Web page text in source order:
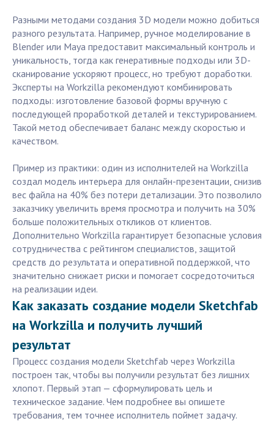
Разными методами создания 3D модели можно добиться
разного результата. Например, ручное моделирование в
Blender или Maya предоставит максимальный контроль и
уникальность, тогда как генеративные подходы или 3D-
сканирование ускоряют процесс, но требуют доработки.
Эксперты на Workzilla рекомендуют комбинировать
подходы: изготовление базовой формы вручную с
последующей проработкой деталей и текстурированием.
Такой метод обеспечивает баланс между скоростью и
качеством.
Пример из практики: один из исполнителей на Workzilla
создал модель интерьера для онлайн-презентации, снизив
вес файла на 40% без потери детализации. Это позволило
заказчику увеличить время просмотра и получить на 30%
больше положительных откликов от клиентов.
Дополнительно Workzilla гарантирует безопасные условия
сотрудничества с рейтингом специалистов, защитой
средств до результата и оперативной поддержкой, что
значительно снижает риски и помогает сосредоточиться
на реализации идеи.
Как заказать создание модели Sketchfab
на Workzilla и получить лучший
результат
Процесс создания модели Sketchfab через Workzilla
построен так, чтобы вы получили результат без лишних
хлопот. Первый этап — сформулировать цель и
техническое задание. Чем подробнее вы опишете
требования, тем точнее исполнитель поймет задачу.